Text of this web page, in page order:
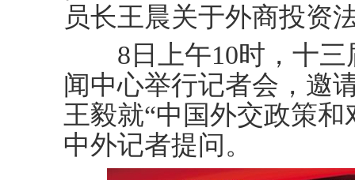
员长王晨关于外商投资
8日上午10时，十三
闻中心举行记者会，邀
王毅就“中国外交政策
中外记者提问。